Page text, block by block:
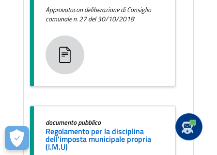
Approvatocon deliberazione di Consiglio
comunale n. 27 del 30/10/2018
documento pubblico
Regolamento per la disciplina
dell'imposta municipale propria
(I.M.U)